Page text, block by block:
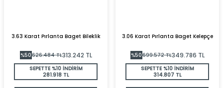
3.63 Karat Pırlanta Baget Bileklik
%50626.484TL313.242 TL
SEPETTE %10 İNDİRİM
281.918 TL
3.06 Karat Pırlanta Baget Kelepçe
%50699.572TL349.786 TL
SEPETTE %10 İNDİRİM
314.807 TL